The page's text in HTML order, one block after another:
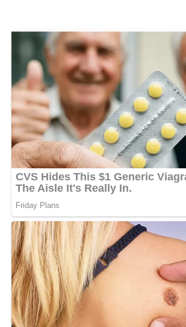
und rote Johannisbeeren, Blaubeeren,
Äpfel, Weintrauben).
Auf je 100 bis 200 g Obst 2 bis 4 Eßlöffel
viel Wodka geben, bis das ganze Obst
Das Gefäß zubinden.
Der Gärungsprozeß dauert etwa 6
Nach diesem Zeitabschnitt die
abgießen und die Flaschen zukorken.
Die im Glasgefäß gebliebenen Früchte
bedecken.
Nach 3 Monaten erhält man einen
Obstbranntwein wie nach dem ersten
Nach: Kochkunst: Lukullisches von A bis Z.- 3. Aufl., Verlag für die Frau,
5/5(3 Bewertung)